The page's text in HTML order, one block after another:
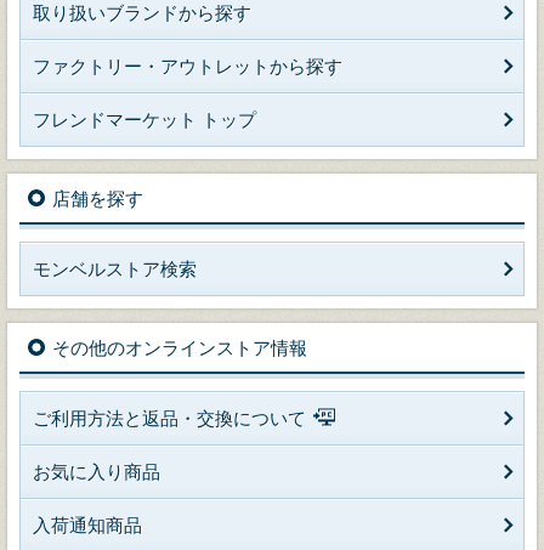
取り扱いブランドから探す
ファクトリー・アウトレットから探す
フレンドマーケット トップ
店舗を探す
モンベルストア検索
その他のオンラインストア情報
ご利用方法と返品・交換について
お気に入り商品
入荷通知商品